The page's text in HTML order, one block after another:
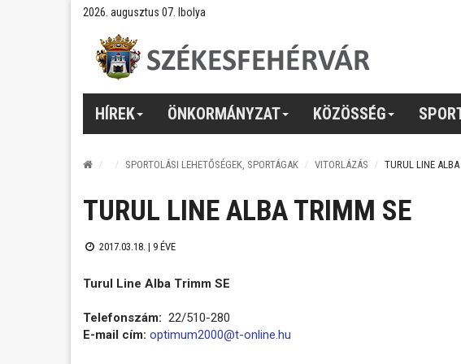
2026. augusztus 07. Ibolya
HÍREK ÖNKORMÁNYZAT KÖZÖSSÉG
SPORTOLÁSI LEHETŐSÉGEK, SPORTÁGAK VITORLÁZÁS TURUL LINE
TURUL LINE ALBA TRIMM SE
2017.03.18. | 9 ÉVE
Turul Line Alba Trimm SE
Telefonszám: 22/510-280
E-mail cím: optimum2000@t-online.hu